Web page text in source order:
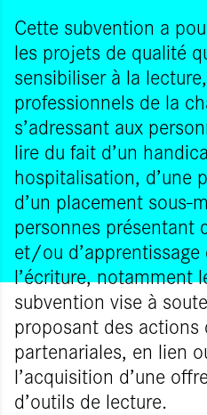
Cette subvention a
les projets de qualité
sensibiliser à la
professionnels de la
s’adressant aux
lire du fait d’un
hospitalisation, d’une
d’un placement sous-
personnes présentant
et/ou
l’écriture, notamment
subvention vise à
proposant des actions
partenariales, en lien
l’acquisition d’une
d’outils de lecture.